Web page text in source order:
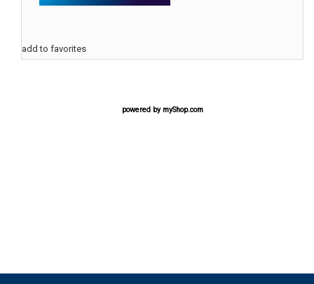
add to favorites
powered by myShop.com